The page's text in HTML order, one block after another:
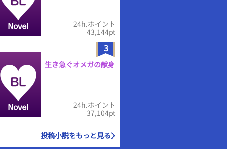
24h.ポイント
43,144pt
3
生き急ぐオメガの献身
24h.ポイント
37,104pt
投稿小説をもっと見る